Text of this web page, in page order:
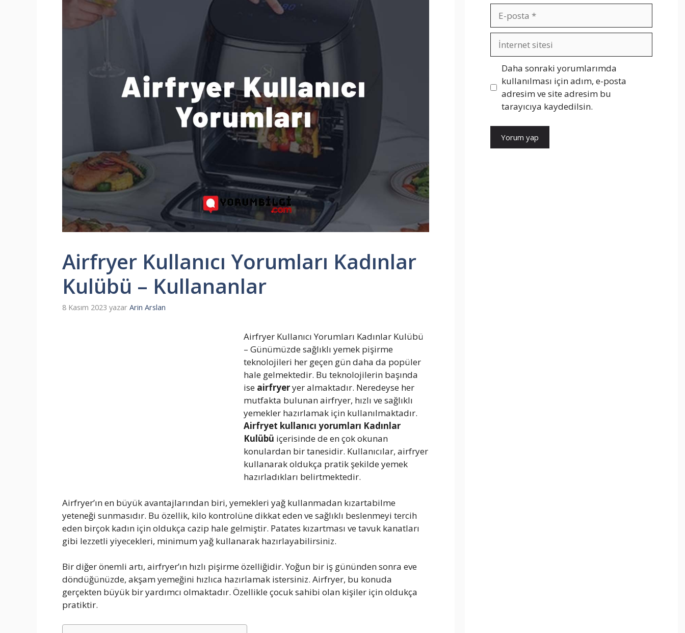
Airfryer Kullanıcı Yorumları Kadınlar
Kulübü – Kullananlar
8 Kasım 2023 yazar Arin Arslan
Airfryer Kullanıcı Yorumları Kadınlar Kulübü
– Günümüzde sağlıklı yemek pişirme
teknolojileri her geçen gün daha da popüler
hale gelmektedir. Bu teknolojilerin başında
ise airfryeryer almaktadır. Neredeyse her
mutfakta bulunan airfryer, hızlı ve sağlıklı
yemekler hazırlamak için kullanılmaktadır.
Airfryet kullanıcı yorumları Kadınlar
Kulübü içerisinde de en çok okunan
konulardan bir tanesidir. Kullanıcılar, airfryer
kullanarak oldukça pratik şekilde yemek
hazırladıkları belirtmektedir.
Airfryer’ın en büyük avantajlarından biri, yemekleri yağ kullanmadan kızartabilme
yeteneği sunmasıdır. Bu özellik, kilo kontrolüne dikkat eden ve sağlıklı beslenmeyi tercih
eden birçok kadın için oldukça cazip hale gelmiştir. Patates kızartması ve tavuk kanatları
gibi lezzetli yiyecekleri, minimum yağ kullanarak hazırlayabilirsiniz.
Bir diğer önemli artı, airfryer’ın hızlı pişirme özelliğidir. Yoğun bir iş gününden sonra eve
döndüğünüzde, akşam yemeğini hızlıca hazırlamak istersiniz. Airfryer, bu konuda
gerçekten büyük bir yardımcı olmaktadır. Özellikle çocuk sahibi olan kişiler için oldukça
pratiktir.
posta
İnternet
sitesi
Daha sonraki yorumlarımda
kullanılması için adım, e-posta
adresim ve site adresim bu
tarayıcıya kaydedilsin.